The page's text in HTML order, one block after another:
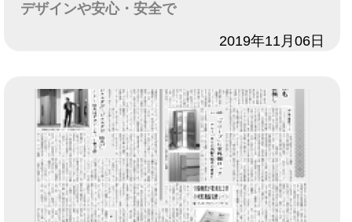
デザインや安心・安全で
2019年11月06日